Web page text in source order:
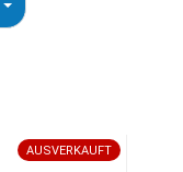
AUSVERKAUFT